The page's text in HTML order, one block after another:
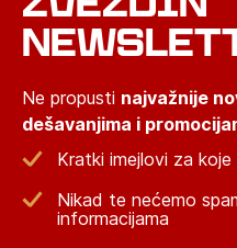
Ne propusti najvažnije
dešavanjima i
Kratki imejlovi za
Nikad te nećemo
informacijama